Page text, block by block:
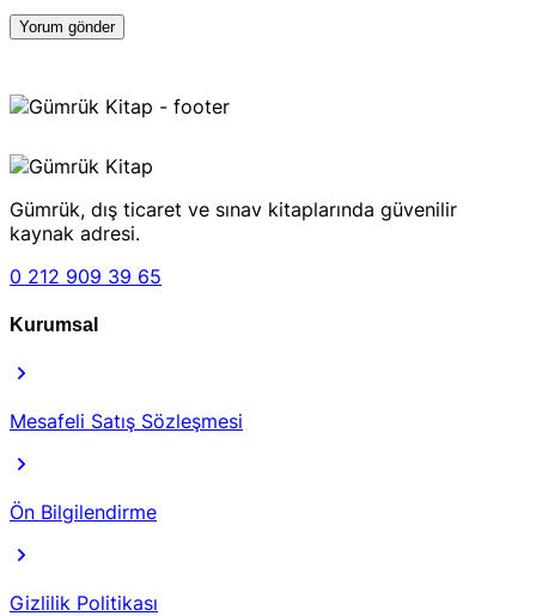
Gümrük, dış ticaret ve sınav kitaplarında güvenilir
kaynak adresi.
0 212 909 39 65
Kurumsal
Mesafeli Satış Sözleşmesi
Ön Bilgilendirme
Gizlilik Politikası